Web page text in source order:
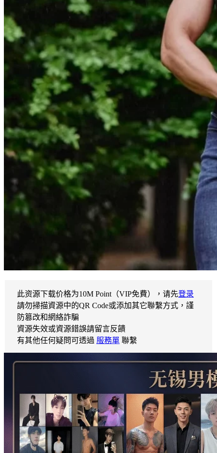
此资源下载价格为10M Point（VIP免費），请先登录
請勿掃描資源中的QR Code或添加其它聯繫方式，謹
防篡改和網絡詐騙
資源失效或資源錯誤請留言反饋
有其他任何疑問可透過 服務單 聯繫